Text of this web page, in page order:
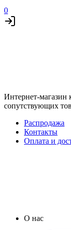
0
Интернет-магазин
сопутствующих
Распродажа
Контакты
Оплата и
О нас